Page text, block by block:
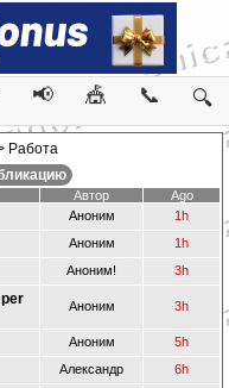
📢 🎪 📞 🔍
Работа
Автор Ago
Аноним 1h
Аноним 1h
Аноним! 3h
Аноним 3h
Аноним 5h
Александр 6h